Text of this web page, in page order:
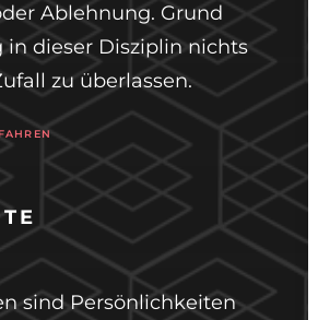
Ablehnung. Grund
in dieser Disziplin nichts
zu überlassen.
sind Persönlichkeiten